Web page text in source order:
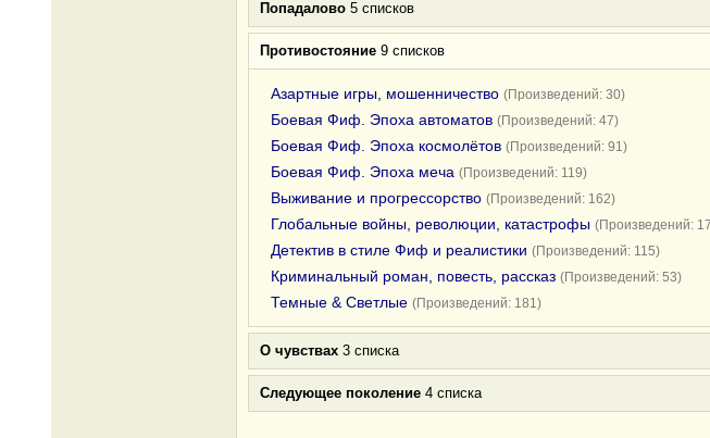
Попадалово 5 списков
Противостояние 9 списков
Азартные игры, мошенничество (Произведений: 30)
Боевая Фиф. Эпоха автоматов (Произведений: 47)
Боевая Фиф. Эпоха космолётов (Произведений: 91)
Боевая Фиф. Эпоха меча (Произведений: 119)
Выживание и прогрессорство (Произведений: 162)
Глобальные войны, революции, катастрофы (Произведений:
Детектив в стиле Фиф и реалистики (Произведений: 115)
Криминальный роман, повесть, рассказ (Произведений: 53)
Темные & Светлые (Произведений: 181)
О чувствах 3 списка
Следующее поколение 4 списка